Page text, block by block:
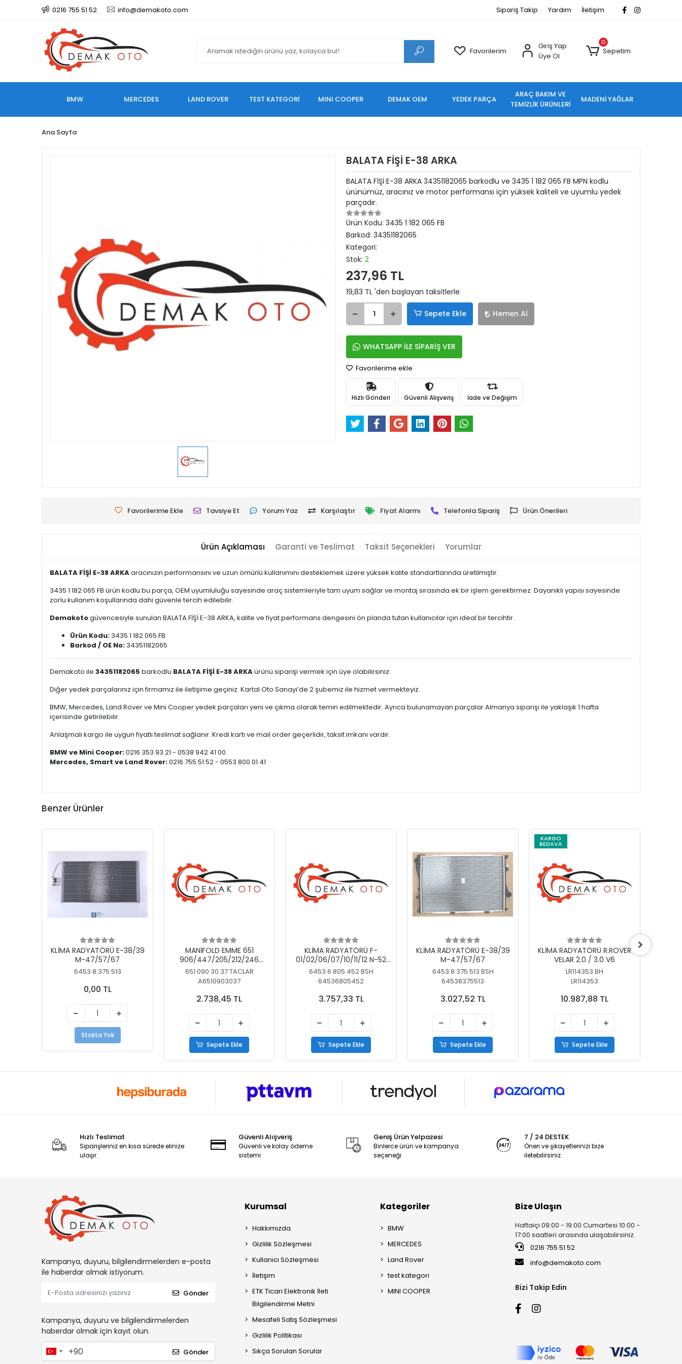
0216 755 51 52 info@demakoto.com Sipariş Takip Yardım İletişim
Favorilerim
Giriş Yap
Üye Ol
0
Sepetim
BMW MERCEDES LAND ROVER TEST KATEGORİ MINI COOPER DEMAK OEM YEDEK PARÇA
ARAÇ BAKIM VE
TEMİZLİK ÜRÜNLERİ
MADENİ YAĞLAR
Ana Sayfa
BALATA FİŞİ E-38 ARKA
BALATA FİŞİ E-38 ARKA 34351182065 barkodlu ve 3435 1 182 065 FB MPN kodlu
ürünümüz, aracınız ve motor performansı için yüksek kaliteli ve uyumlu yedek
parçadır.
Ürün Kodu: 3435 1 182 065 FB
Barkod: 34351182065
Kategori:
Stok: 2
237,96 TL
19,83 TL 'den başlayan taksitlerle
Sepete Ekle Hemen Al
WHATSAPP İLE SİPARİŞ VER
Favorilerime ekle
Hızlı Gönderi Güvenli Alışveriş İade ve Değişim
Favorilerime Ekle Tavsiye Et Yorum Yaz Karşılaştır Fiyat Alarmı Telefonla Sipariş Ürün Önerileri
Ürün Açıklaması Garanti ve Teslimat Taksit Seçenekleri Yorumlar
BALATA FİŞİ E-38 ARKAaracınızın performansını ve uzun ömürlü kullanımını desteklemek üzere yüksek kalite standartlarında üretilmiştir.
3435 1 182 065 FB ürün kodlu bu parça, OEM uyumluluğu sayesinde araç sistemleriyle tam uyum sağlar ve montaj sırasında ek bir işlem gerektirmez. Dayanıklı yapısı sayesinde
zorlu kullanım koşullarında dahi güvenle tercih edilebilir.
Demakotogüvencesiyle sunulan BALATA FİŞİ E-38 ARKA, kalite ve fiyat performans dengesini ön planda tutan kullanıcılar için ideal bir tercihtir.
Ürün Kodu:3435 1 182 065 FB
Barkod / OE No:34351182065
Demakoto ile 34351182065 barkodlu BALATA FİŞİ E-38 ARKAürünü siparişi vermek için üye olabilirsiniz.
Diğer yedek parçalarınız için firmamız ile iletişime geçiniz. Kartal Oto Sanayi’de 2 şubemiz ile hizmet vermekteyiz.
BMW, Mercedes, Land Rover ve Mini Cooper yedek parçaları yeni ve çıkma olarak temin edilmektedir. Ayrıca bulunamayan parçalar Almanya siparişi ile yaklaşık 1 hafta
içerisinde getirilebilir.
Anlaşmalı kargo ile uygun fiyatlı teslimat sağlanır. Kredi kartı ve mail order geçerlidir, taksit imkanı vardır.
BMW ve Mini Cooper:0216 353 93 21 - 0538 942 41 00
Mercedes, Smart ve Land Rover:0216 755 51 52 - 0553 800 01 41
Benzer Ürünler
KLİMA RADYATÖRÜ E-38/39
M-47/57/67
6453 8 375 513
0,00 TL
Stokta Yok
MANİFOLD EMME 651
906/447/205/212/246
KELEBEKSİZ
651 090 30 37 TACLAR
A6510903037
2.738,45 TL
Sepete Ekle
KLİMA RADYATÖRÜ F-
01/02/06/07/10/11/12 N-52
N/N-53/57/63
6453 6 805 452 BSH
64536805452
3.757,33 TL
Sepete Ekle
KLİMA RADYATÖRÜ E-38/39
M-47/57/67
6453 8 375 513 BSH
64538375513
3.027,52 TL
Sepete Ekle
KARGO
BEDAVA
KLİMA RADYATÖRÜ R.ROVER
VELAR 2.0 / 3.0 V6
LR114353 BH
LR114353
10.987,88 TL
Sepete Ekle
Hızlı Teslimat
Siparişleriniz en kısa sürede elinize
ulaşır.
Güvenli Alışveriş
Güvenli ve kolay ödeme
sistemi
Geniş Ürün Yelpazesi
Binlerce ürün ve kampanya
seçeneği
7 / 24 DESTEK
Öneri ve şikayetlerinizi bize
iletebilirsiniz.
Kampanya, duyuru, bilgilendirmelerden e-posta
ile haberdar olmak istiyorum.
Gönder
Kampanya, duyuru ve bilgilendirmelerden
haberdar olmak için kayıt olun.
Gönder
Kurumsal
Hakkımızda
Gizlilik Sözleşmesi
Kullanıcı Sözleşmesi
İletişim
ETK Ticari Elektronik İleti
Bilgilendirme Metni
Mesafeli Satış Sözleşmesi
Gizlilik Politikası
Sıkça Sorulan Sorular
Kategoriler
BMW
MERCEDES
Land Rover
test kategori
MINI COOPER
Bize Ulaşın
Haftaiçi 09:00 - 19:00 Cumartesi 10:00 -
17:00 saatleri arasında ulaşabilirsiniz.
0216 755 51 52
info@demakoto.com
Bizi Takip Edin